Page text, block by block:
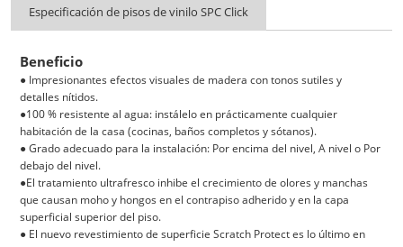
Especificación de pisos de vinilo SPC Click
Beneficio
● Impresionantes efectos visuales de madera con tonos sutiles y
detalles nítidos.
●100 % resistente al agua: instálelo en prácticamente cualquier
habitación de la casa (cocinas, baños completos y sótanos).
● Grado adecuado para la instalación: Por encima del nivel, A nivel o Por
debajo del nivel.
●El tratamiento ultrafresco inhibe el crecimiento de olores y manchas
que causan moho y hongos en el contrapiso adherido y en la capa
superficial superior del piso.
● El nuevo revestimiento de superficie Scratch Protect es lo último en